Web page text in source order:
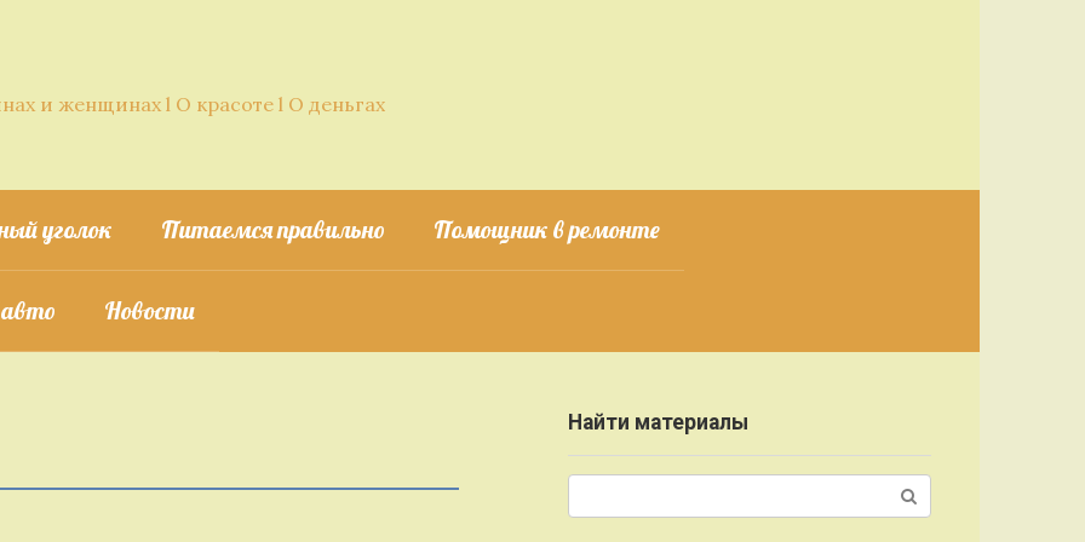
и женщинах l О красоте l О деньгах
уголок Питаемся правильно Помощник в ремонте
авто Новости
Найти материалы